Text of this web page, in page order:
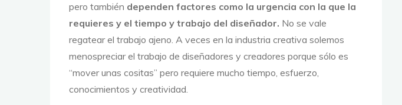
pero también dependen factores como la urgencia con la que la
requieres y el tiempo y trabajo del diseñador. No se vale
regatear el trabajo ajeno. A veces en la industria creativa solemos
menospreciar el trabajo de diseñadores y creadores porque sólo es
“mover unas cositas” pero requiere mucho tiempo, esfuerzo,
conocimientos y creatividad.